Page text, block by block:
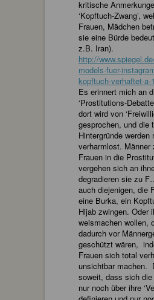
kritische
‘Kopftuch-Zwang’,
Frauen, Mädchen
sie eine Bürde
z.B. Iran).
http://
models-fuer-
kopftuch-verhaftet-a-
Es erinnert mich an
‘Prostitutions-
dort wird von
gesprochen, und die
Hintergründe werden
verharmlost. Männer
Frauen in die
vergehen sich an
degradieren sie zu
auch diejenigen, die
eine Burka, ein
Hijab zwingen. Oder
weismachen wollen,
dadurch vor
geschützt wären,
Frauen sich total
unsichtbar machen.
soweit, dass sich
nur noch über ihre